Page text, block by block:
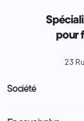
pour
23
Société